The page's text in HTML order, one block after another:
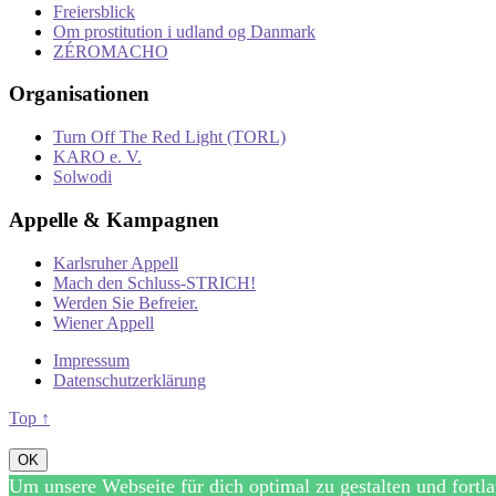
Freiersblick
Om prostitution i udland og Danmark
ZÉROMACHO
Organisationen
Turn Off The Red Light (TORL)
KARO e. V.
Solwodi
Appelle & Kampagnen
Karlsruher Appell
Mach den Schluss-STRICH!
Werden Sie Befreier.
Wiener Appell
Impressum
Datenschutzerklärung
Top ↑
OK
Um unsere Webseite für dich optimal zu gestalten und